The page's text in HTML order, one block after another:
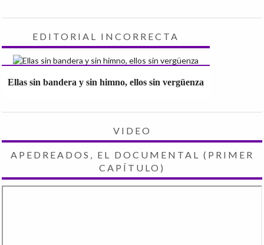
EDITORIAL INCORRECTA
Ellas sin bandera y sin himno, ellos sin vergüenza
VIDEO
APEDREADOS, EL DOCUMENTAL (PRIMER
CAPÍTULO)